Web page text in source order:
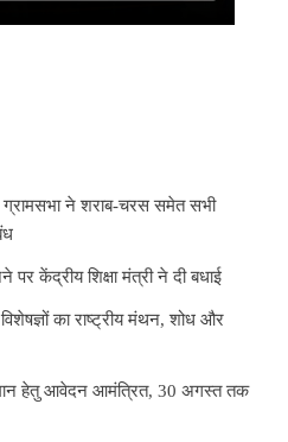
ग्रामसभा ने शराब-चरस समेत सभी
पर केंद्रीय शिक्षा मंत्री ने दी बधाई
का राष्ट्रीय मंथन, शोध और
हेतु आवेदन आमंत्रित, 30 अगस्त तक